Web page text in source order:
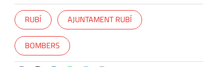
RUBÍ AJUNTAMENT RUBÍ
BOMBERS